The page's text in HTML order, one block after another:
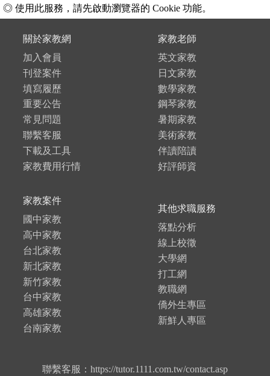
◎ 使用此服務，請先啟動瀏覽器的 Cookie 功能。
關於家教網
加入會員
刊登案件
填寫履歷
重要公告
常見問題
聯繫客服
下載及工具
家教費用行情
家教老師
英文家教
日文家教
數學家教
鋼琴家教
暑期家教
美術家教
伴讀陪讀
好評師資
家教案件
國中家教
高中家教
台北家教
新北家教
新竹家教
台中家教
高雄家教
台南家教
其他求職服務
落點分析
線上校徵
大學網
打工網
教職網
僑外生專區
新鮮人專區
聯繫客服：https://tutor.1111.com.tw/contact.asp